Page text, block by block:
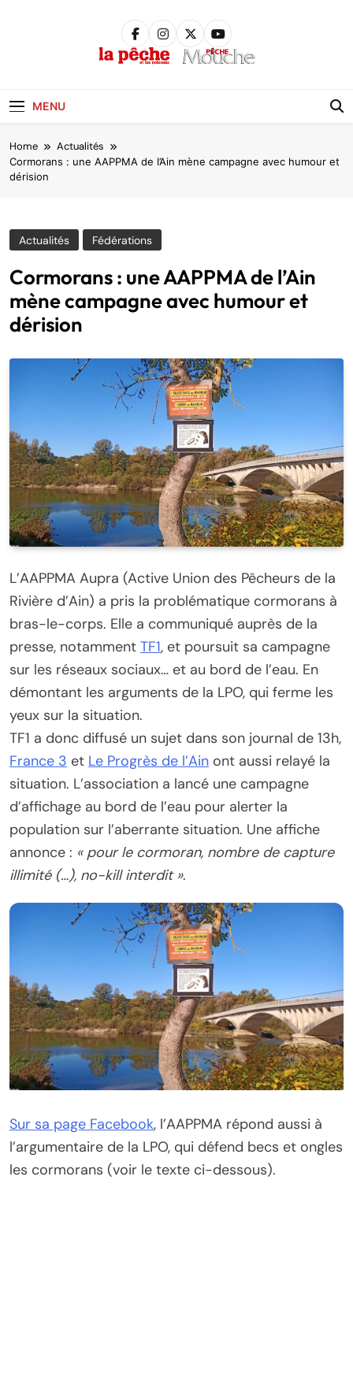
MENU
Home Actualités
Cormorans : une AAPPMA de l’Ain mène campagne avec humour et
dérision
Actualités Fédérations
Cormorans : une AAPPMA de l’Ain
mène campagne avec humour et
dérision
L’AAPPMA Aupra (Active Union des Pêcheurs de la
Rivière d’Ain) a pris la problématique cormorans à
bras-le-corps. Elle a communiqué auprès de la
presse, notamment TF1, et poursuit sa campagne
sur les réseaux sociaux… et au bord de l’eau. En
démontant les arguments de la LPO, qui ferme les
yeux sur la situation.
TF1 a donc diffusé un sujet dans son journal de 13h,
France 3 et Le Progrès de l’Ain ont aussi relayé la
situation. L’association a lancé une campagne
d’affichage au bord de l’eau pour alerter la
population sur l’aberrante situation. Une affiche
annonce : « pour le cormoran, nombre de capture
illimité (…), no-kill interdit ».
Sur sa page Facebook, l’AAPPMA répond aussi à
l’argumentaire de la LPO, qui défend becs et ongles
les cormorans (voir le texte ci-dessous).